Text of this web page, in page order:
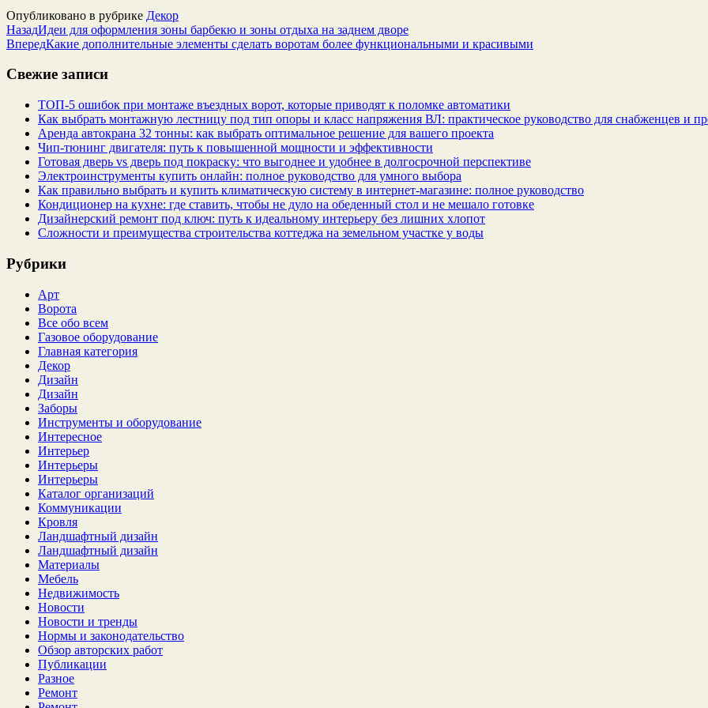
Опубликовано в рубрике Декор
НазадИдеи для оформления зоны барбекю и зоны отдыха на заднем дворе
ВпередКакие дополнительные элементы сделать воротам более функциональными и красивыми
Свежие записи
ТОП-5 ошибок при монтаже въездных ворот, которые приводят к поломке автоматики
Как выбрать монтажную лестницу под тип опоры и класс напряжения ВЛ: практическое руководство для снабженцев и
Аренда автокрана 32 тонны: как выбрать оптимальное решение для вашего проекта
Чип‑тюнинг двигателя: путь к повышенной мощности и эффективности
Готовая дверь vs дверь под покраску: что выгоднее и удобнее в долгосрочной перспективе
Электроинструменты купить онлайн: полное руководство для умного выбора
Как правильно выбрать и купить климатическую систему в интернет‑магазине: полное руководство
Кондиционер на кухне: где ставить, чтобы не дуло на обеденный стол и не мешало готовке
Дизайнерский ремонт под ключ: путь к идеальному интерьеру без лишних хлопот
Сложности и преимущества строительства коттеджа на земельном участке у воды
Рубрики
Арт
Ворота
Все обо всем
Газовое оборудование
Главная категория
Декор
Дизайн
Дизайн
Заборы
Инструменты и оборудование
Интересное
Интерьер
Интерьеры
Интерьеры
Каталог организаций
Коммуникации
Кровля
Ландшафтный дизайн
Ландшафтный дизайн
Материалы
Мебель
Недвижимость
Новости
Новости и тренды
Нормы и законодательство
Обзор авторских работ
Публикации
Разное
Ремонт